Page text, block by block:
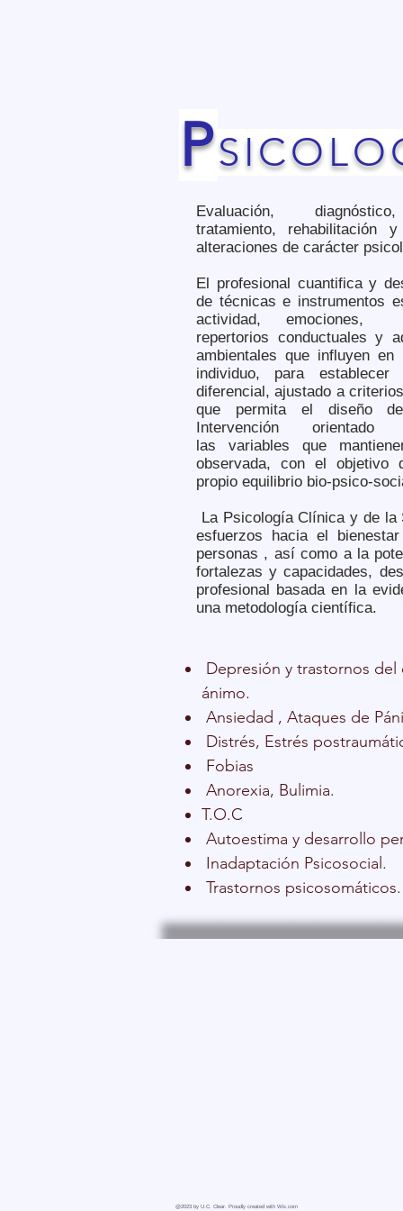
P
Evaluación,
tratamiento, rehabilitación
alteraciones de carácter
El profesional cuantifica y
de técnicas e instrumentos
actividad, emociones,
repertorios conductuales y
ambientales que influyen en
individuo, para establecer
diferencial, ajustado a
que permita el diseño
Intervención
las variables que
observada, con el objetivo
propio equilibrio bio-psico-
La Psicología Clínica y de la
esfuerzos hacia el
personas , así como a la
fortalezas y capacidades,
profesional basada en la
una metodología científica.
Depresión y trastornos del
ánimo.
Ansiedad , Ataques de
Distrés, Estrés
Fobias
Anorexia, Bulimia.
T.O.C
Autoestima y desarrollo
Inadaptación Psicosocial.
Trastornos psicosomáticos.
@2023 by U.C. Clear. Proudly created with Wix.com